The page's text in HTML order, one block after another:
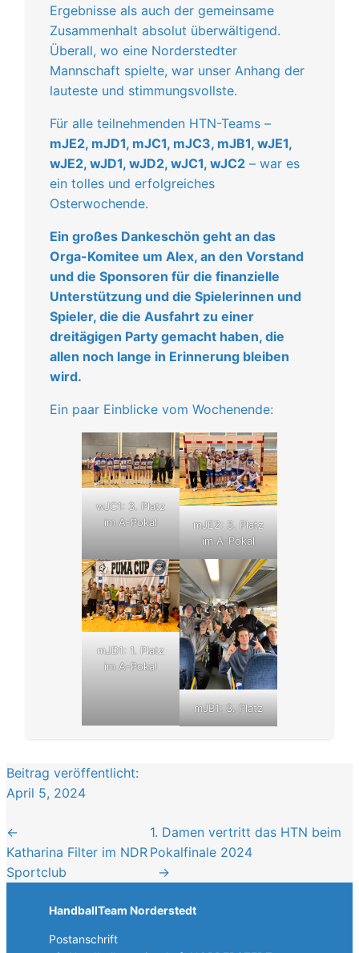
Ergebnisse als auch der gemeinsame
Zusammenhalt absolut überwältigend.
Überall, wo eine Norderstedter
Mannschaft spielte, war unser Anhang der
lauteste und stimmungsvollste.
Für alle teilnehmenden HTN-Teams –
mJE2, mJD1, mJC1, mJC3, mJB1, wJE1,
wJE2, wJD1, wJD2, wJC1, wJC2 – war es
ein tolles und erfolgreiches
Osterwochende.
Ein großes Dankeschön geht an das
Orga-Komitee um Alex, an den Vorstand
und die Sponsoren für die finanzielle
Unterstützung und die Spielerinnen und
Spieler, die die Ausfahrt zu einer
dreitägigen Party gemacht haben, die
allen noch lange in Erinnerung bleiben
wird.
Ein paar Einblicke vom Wochenende:
wJC1: 3. Platz
im A-Pokal
mJE2: 3. Platz
im A-Pokal
mJD1: 1. Platz
im A-Pokal
mJB1: 3. Platz
Beitrag veröffentlicht:
April 5, 2024
←
Katharina Filter im NDR
Sportclub
1. Damen vertritt das HTN beim
Pokalfinale 2024
→
HandballTeam Norderstedt
Postanschrift